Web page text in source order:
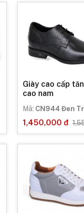
Giày cao cấp
cao nam
Mã: CN944 Đen
1,450,000 đ